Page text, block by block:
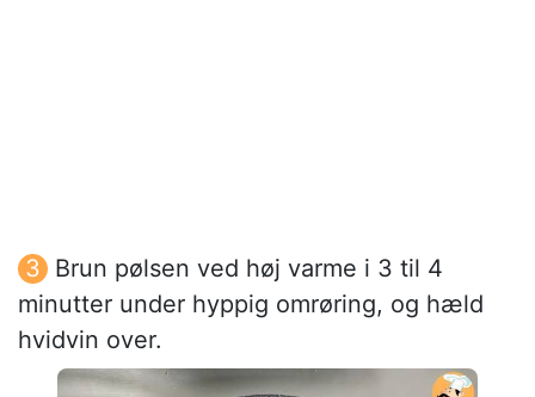
Brun pølsen ved høj varme i 3 til 4
minutter under hyppig omrøring, og hæld
hvidvin over.